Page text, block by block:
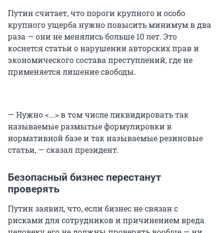
Путин считает, что пороги крупного и особо
крупного ущерба нужно повысить минимум в два
раза — они не менялись больше 10 лет. Это
коснется статьи о нарушении авторских прав и
экономического состава преступлений, где не
применяется лишение свободы.
— Нужно <...> в том числе ликвидировать так
называемые размытые формулировки в
нормативной базе и так называемые резиновые
статьи, — сказал президент.
Безопасный бизнес перестанут
проверять
Путин заявил, что, если бизнес не связан с
рисками для сотрудников и причинением вреда